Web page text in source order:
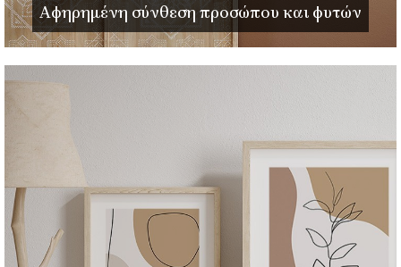
Αφηρημένη σύνθεση προσώπου και φυτών